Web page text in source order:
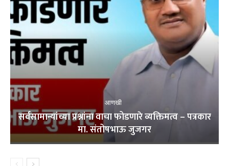
आणखी
सर्वसामान्यांच्या प्रश्नांना वाचा फोडणारे व्यक्तिमत्व – पत्रकार
मा. संतोषभाऊ जुजगर